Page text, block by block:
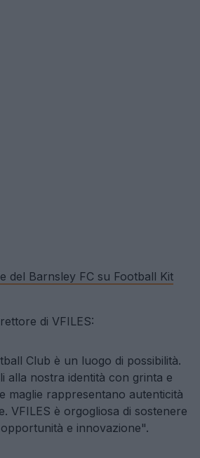
del Barnsley FC su Football Kit
di VFILES:
Club è un luogo di possibilità.
alla nostra identità con grinta e
maglie rappresentano autenticità
VFILES è orgogliosa di sostenere
e innovazione".